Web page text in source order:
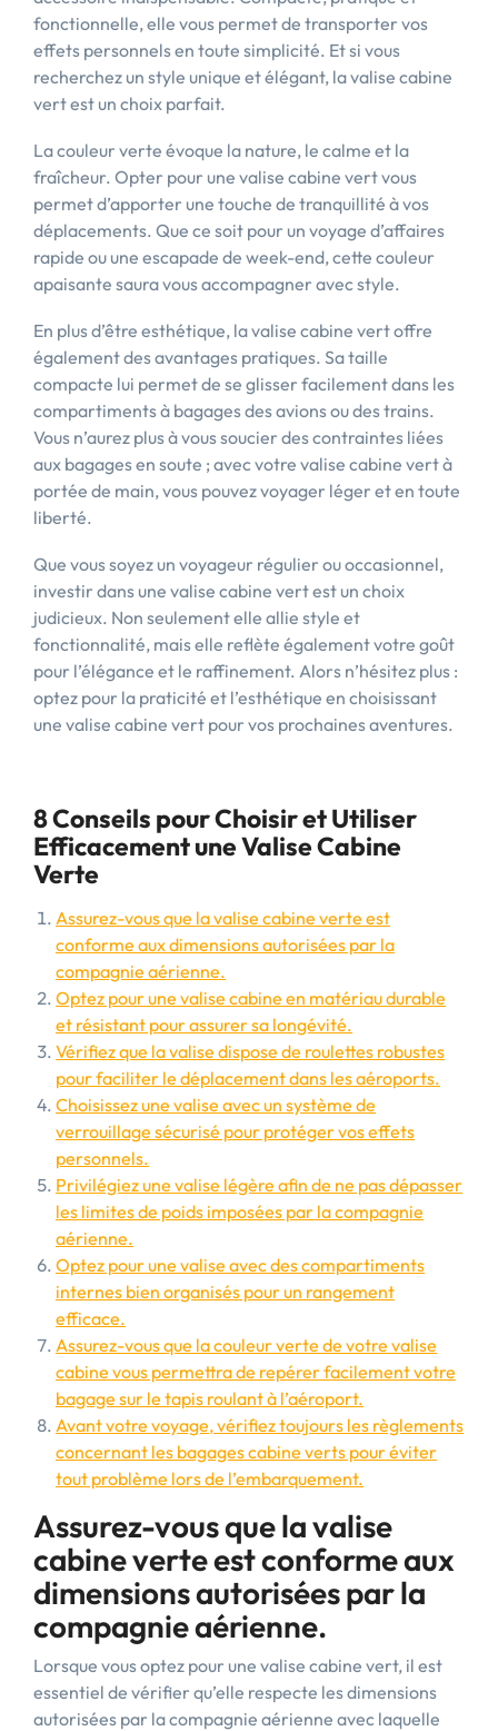
fonctionnelle, elle vous permet de transporter vos
effets personnels en toute simplicité. Et si vous
recherchez un style unique et élégant, la valise cabine
vert est un choix parfait.
La couleur verte évoque la nature, le calme et la
fraîcheur. Opter pour une valise cabine vert vous
permet d’apporter une touche de tranquillité à vos
déplacements. Que ce soit pour un voyage d’affaires
rapide ou une escapade de week-end, cette couleur
apaisante saura vous accompagner avec style.
En plus d’être esthétique, la valise cabine vert offre
également des avantages pratiques. Sa taille
compacte lui permet de se glisser facilement dans les
compartiments à bagages des avions ou des trains.
Vous n’aurez plus à vous soucier des contraintes liées
aux bagages en soute ; avec votre valise cabine vert à
portée de main, vous pouvez voyager léger et en toute
liberté.
Que vous soyez un voyageur régulier ou occasionnel,
investir dans une valise cabine vert est un choix
judicieux. Non seulement elle allie style et
fonctionnalité, mais elle reflète également votre goût
pour l’élégance et le raffinement. Alors n’hésitez plus :
optez pour la praticité et l’esthétique en choisissant
une valise cabine vert pour vos prochaines aventures.
8 Conseils pour Choisir et Utiliser
Efficacement une Valise Cabine
Verte
Assurez-vous que la valise cabine verte est
conforme aux dimensions autorisées par la
compagnie aérienne.
Optez pour une valise cabine en matériau durable
et résistant pour assurer sa longévité.
Vérifiez que la valise dispose de roulettes robustes
pour faciliter le déplacement dans les aéroports.
Choisissez une valise avec un système de
verrouillage sécurisé pour protéger vos effets
personnels.
Privilégiez une valise légère afin de ne pas dépasser
les limites de poids imposées par la compagnie
aérienne.
Optez pour une valise avec des compartiments
internes bien organisés pour un rangement
efficace.
Assurez-vous que la couleur verte de votre valise
cabine vous permettra de repérer facilement votre
bagage sur le tapis roulant à l’aéroport.
Avant votre voyage, vérifiez toujours les règlements
concernant les bagages cabine verts pour éviter
tout problème lors de l’embarquement.
Assurez-vous que la valise
cabine verte est conforme aux
dimensions autorisées par la
compagnie aérienne.
Lorsque vous optez pour une valise cabine vert, il est
essentiel de vérifier qu’elle respecte les dimensions
autorisées par la compagnie aérienne avec laquelle